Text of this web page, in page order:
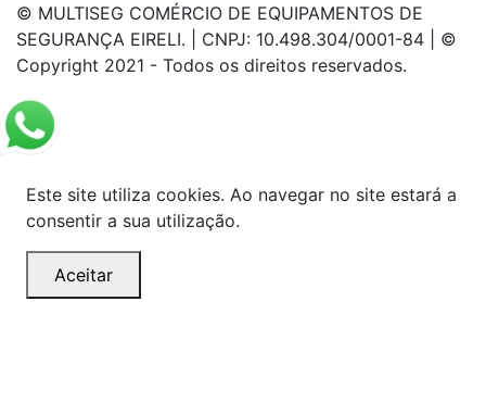
© MULTISEG COMÉRCIO DE EQUIPAMENTOS DE
SEGURANÇA EIRELI. | CNPJ: 10.498.304/0001-84 | ©
Copyright 2021 - Todos os direitos reservados.
Este site utiliza cookies. Ao navegar no site estará a
consentir a sua utilização.
Aceitar